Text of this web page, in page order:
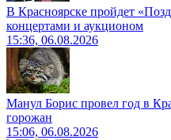
В Красноярске пройдет
концертами и аукционом
15:36, 06.08.2026
Манул Борис провел год в
горожан
15:06, 06.08.2026